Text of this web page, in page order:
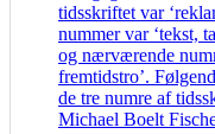
tidsskriftet var
nummer var ‘tekst,
og nærværende
fremtidstro’.
de tre numre af
Michael Boelt